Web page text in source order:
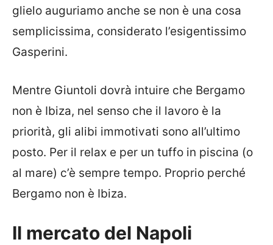
glielo auguriamo anche se non è una cosa
semplicissima, considerato l’esigentissimo
Gasperini.
Mentre Giuntoli dovrà intuire che Bergamo
non è Ibiza, nel senso che il lavoro è la
priorità, gli alibi immotivati sono all’ultimo
posto. Per il relax e per un tuffo in piscina (o
al mare) c’è sempre tempo. Proprio perché
Bergamo non è Ibiza.
Il mercato del Napoli